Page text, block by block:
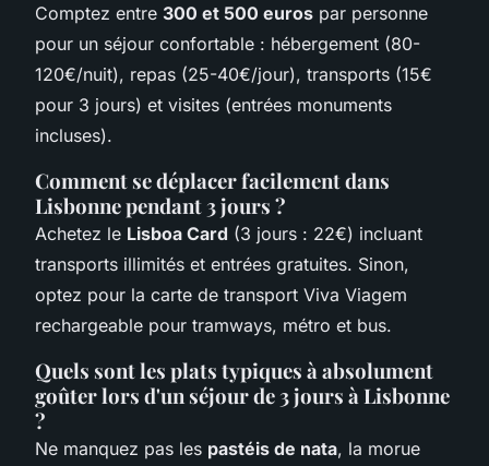
Comptez entre 300 et 500 euros par personne
pour un séjour confortable : hébergement (80-
120€/nuit), repas (25-40€/jour), transports (15€
pour 3 jours) et visites (entrées monuments
incluses).
Comment se déplacer facilement dans
Lisbonne pendant 3 jours ?
Achetez le Lisboa Card (3 jours : 22€) incluant
transports illimités et entrées gratuites. Sinon,
optez pour la carte de transport Viva Viagem
rechargeable pour tramways, métro et bus.
Quels sont les plats typiques à absolument
goûter lors d'un séjour de 3 jours à Lisbonne
?
Ne manquez pas les pastéis de nata, la morue